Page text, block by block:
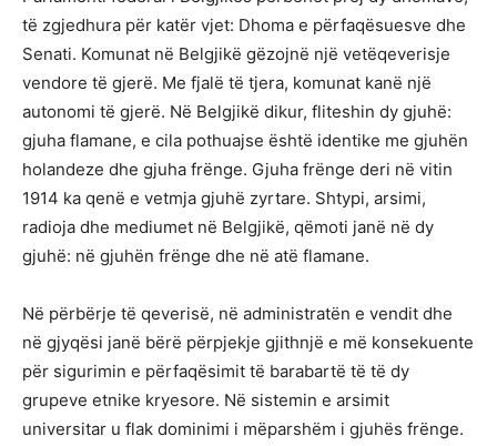
të zgjedhura për katër vjet: Dhoma e përfaqësuesve dhe
Senati. Komunat në Belgjikë gëzojnë një vetëqeverisje
vendore të gjerë. Me fjalë të tjera, komunat kanë një
autonomi të gjerë. Në Belgjikë dikur, fliteshin dy gjuhë:
gjuha flamane, e cila pothuajse është identike me gjuhën
holandeze dhe gjuha frënge. Gjuha frënge deri në vitin
1914 ka qenë e vetmja gjuhë zyrtare. Shtypi, arsimi,
radioja dhe mediumet në Belgjikë, qëmoti janë në dy
gjuhë: në gjuhën frënge dhe në atë flamane.
Në përbërje të qeverisë, në administratën e vendit dhe
në gjyqësi janë bërë përpjekje gjithnjë e më konsekuente
për sigurimin e përfaqësimit të barabartë të të dy
grupeve etnike kryesore. Në sistemin e arsimit
universitar u flak dominimi i mëparshëm i gjuhës frënge.